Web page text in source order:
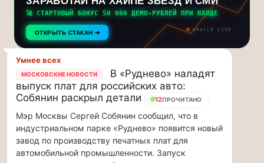
приглашаем
на
музыкальную
прогулку
по
Москве
Чайковского!…
Друзья,
приглашаем
на
музыкальную
чат-
мессенджер,
новости
и
инсайды
Москвы
🚀 СТАРТОВЫЙ БОНУС 50 000 ДЕМО-РУБЛЕЙ ПРИ ВХОДЕ
ОТКРЫТЬ СТАКАН ➔ ORACLE LIVE
Умнее всех
МОСКОВСКИЕ НОВОСТИ
В «Руднево» наладят
выпуск плат для российских авто:
Собянин раскрыл детали
12ПРОЧИТАНО
Мэр Москвы Сергей Собянин сообщил, что в
индустриальном парке «Руднево» появится новый
завод по производству печатных плат для
автомобильной промышленности. Запуск